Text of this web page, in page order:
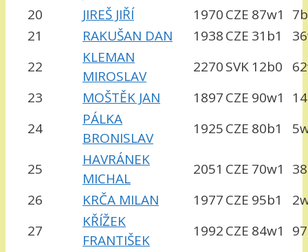
20
JIREŠ JIŘÍ 1970CZE 87w1
21
RAKUŠAN DAN 1938CZE 31b1
22
KLEMAN
MIROSLAV
2270SVK12b0
23
MOŠTĚK JAN 1897CZE 90w1
24
PÁLKA
BRONISLAV
1925CZE 80b1
25
HAVRÁNEK
MICHAL
2051 CZE 70w1
26
KRČA MILAN 1977CZE 95b1
27
KŘÍŽEK
FRANTIŠEK
1992CZE 84w1